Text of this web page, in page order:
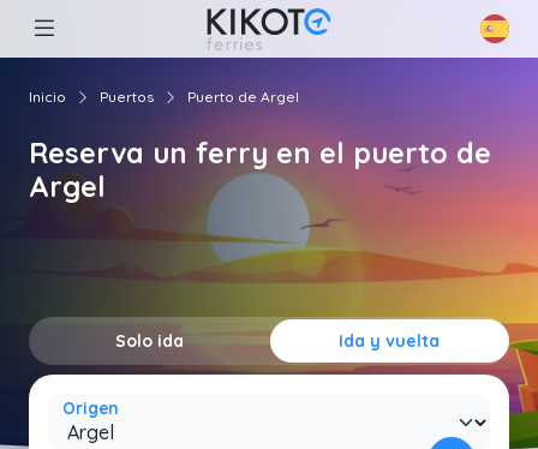
Inicio Puertos Puerto de Argel
Reserva un ferry en el puerto de
Argel
Solo ida Ida y vuelta
Origen